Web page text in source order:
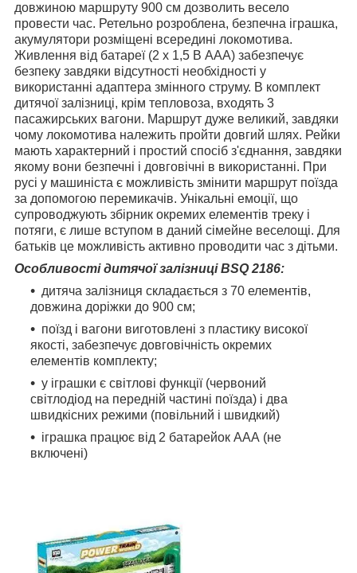
довжиною маршруту 900 см дозволить весело
провести час. Ретельно розроблена, безпечна іграшка,
акумулятори розміщені всередині локомотива.
Живлення від батареї (2 x 1,5 В AAA) забезпечує
безпеку завдяки відсутності необхідності у
використанні адаптера змінного струму. В комплект
дитячої залізниці, крім тепловоза, входять 3
пасажирських вагони. Маршрут дуже великий, завдяки
чому локомотива належить пройти довгий шлях. Рейки
мають характерний і простий спосіб з'єднання, завдяки
якому вони безпечні і довговічні в використанні. При
русі у машиніста є можливість змінити маршрут поїзда
за допомогою перемикачів. Унікальні емоції, що
супроводжують збірник окремих елементів треку і
потяги, є лише вступом в даний сімейне веселощі. Для
батьків це можливість активно проводити час з дітьми.
Особливості дитячої залізниці BSQ 2186:
дитяча залізниця складається з 70 елементів,
довжина доріжки до 900 см;
поїзд і вагони виготовлені з пластику високої
якості, забезпечує довговічність окремих
елементів комплекту;
у іграшки є світлові функції (червоний
світлодіод на передній частині поїзда) і два
швидкісних режими (повільний і швидкий)
іграшка працює від 2 батарейок ААА (не
включені)